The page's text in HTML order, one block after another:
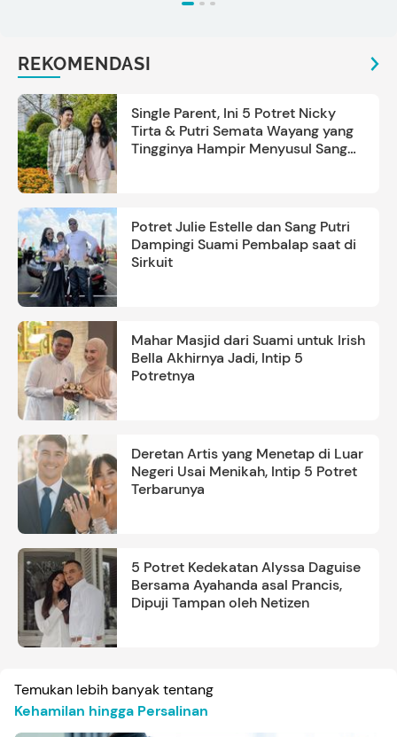
REKOMENDASI
Single Parent, Ini 5 Potret Nicky
Tirta & Putri Semata Wayang yang
Tingginya Hampir Menyusul Sang
Potret Julie Estelle dan Sang Putri
Dampingi Suami Pembalap saat di
Sirkuit
Mahar Masjid dari Suami untuk Irish
Bella Akhirnya Jadi, Intip 5
Potretnya
Deretan Artis yang Menetap di Luar
Negeri Usai Menikah, Intip 5 Potret
Terbarunya
5 Potret Kedekatan Alyssa Daguise
Bersama Ayahanda asal Prancis,
Dipuji Tampan oleh Netizen
Temukan lebih banyak tentang
Kehamilan hingga Persalinan